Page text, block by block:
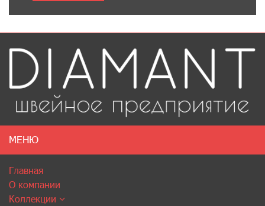
МЕНЮ
Главная
О компании
Коллекции